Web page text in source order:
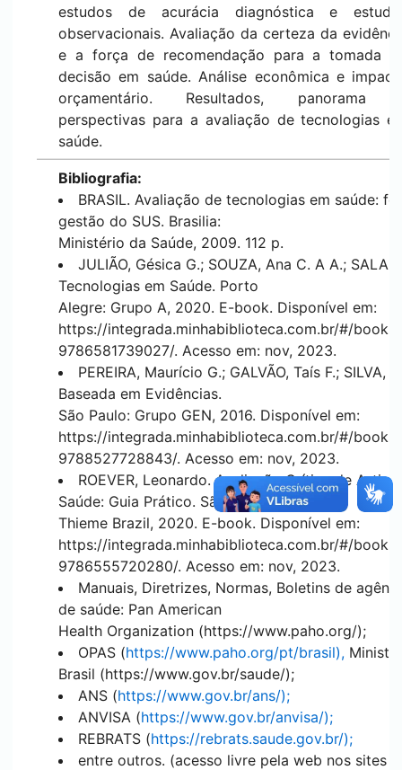
estudos de acurácia diagnóstica e
observacionais. Avaliação da certeza da
e a força de recomendação para a tomada
decisão em saúde. Análise econômica e
orçamentário. Resultados, panorama
perspectivas para a avaliação de tecnologias
saúde.
Bibliografia:
BRASIL. Avaliação de tecnologias em saúde:
gestão do SUS. Brasilia:
Ministério da Saúde, 2009. 112 p.
JULIÃO, Gésica G.; SOUZA, Ana C. A A.; SALA,
Tecnologias em Saúde. Porto
Alegre: Grupo A, 2020. E-book. Disponível em:
https://integrada.minhabiblioteca.com.br/#/books/
9786581739027/. Acesso em: nov, 2023.
PEREIRA, Maurício G.; GALVÃO, Taís F.; SILVA,
Baseada em Evidências.
São Paulo: Grupo GEN, 2016. Disponível em:
https://integrada.minhabiblioteca.com.br/#/books/
9788527728843/. Acesso em: nov, 2023.
ROEVER, Leonardo. Avaliação Crítica de
Saúde: Guia Prático. São Paulo:
Thieme Brazil, 2020. E-book. Disponível em:
https://integrada.minhabiblioteca.com.br/#/books/
9786555720280/. Acesso em: nov, 2023.
Manuais, Diretrizes, Normas, Boletins de
de saúde: Pan American
Health Organization (https://www.paho.org/);
OPAS (https://www.paho.org/pt/brasil),
Brasil (https://www.gov.br/saude/);
ANS (https://www.gov.br/ans/);
ANVISA (https://www.gov.br/anvisa/);
REBRATS (https://rebrats.saude.gov.br/);
entre outros. (acesso livre pela web nos sites